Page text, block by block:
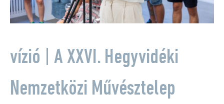
vízió | A XXVI. Hegyvidéki
Nemzetközi Művésztelep